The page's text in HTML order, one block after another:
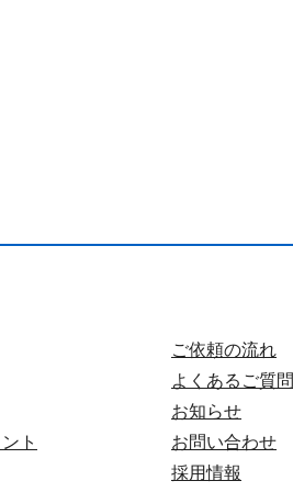
ト
ご依頼の流れ
よくあるご質問
お知らせ
お問い合わせ
採用情報